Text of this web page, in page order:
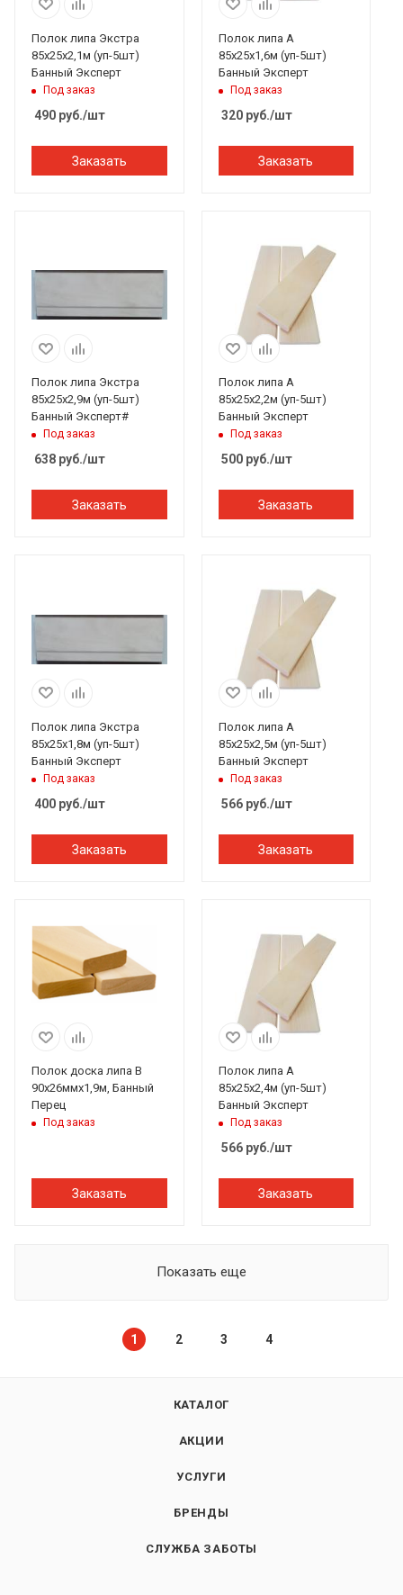
Полок липа Экстра
85х25х2,1м (уп-5шт)
Банный Эксперт
Под заказ
490 руб./шт
Заказать
Полок липа А
85х25х1,6м (уп-5шт)
Банный Эксперт
Под заказ
320руб./шт
Заказать
Полок липа Экстра
85х25х2,9м (уп-5шт)
Банный Эксперт#
Под заказ
638 руб./шт
Заказать
Полок липа А
85х25х2,2м (уп-5шт)
Банный Эксперт
Под заказ
500руб./шт
Заказать
Полок липа Экстра
85х25х1,8м (уп-5шт)
Банный Эксперт
Под заказ
400 руб./шт
Заказать
Полок липа А
85х25х2,5м (уп-5шт)
Банный Эксперт
Под заказ
566руб./шт
Заказать
Полок доска липа В
90х26ммх1,9м, Банный
Перец
Под заказ
Заказать
Полок липа А
85х25х2,4м (уп-5шт)
Банный Эксперт
Под заказ
566руб./шт
Заказать
Показать еще
1 2 3 4
КАТАЛОГ
АКЦИИ
УСЛУГИ
БРЕНДЫ
СЛУЖБА ЗАБОТЫ